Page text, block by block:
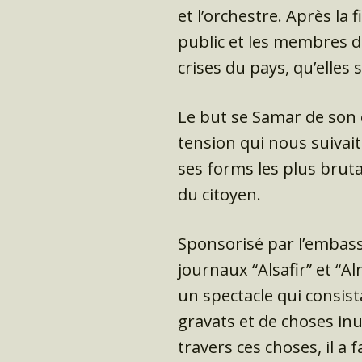
et l’orchestre. Après la
public et les membres
crises du pays,
Le but se Samar de
tension qui nous
ses forms les plus
du citoyen.
Sponsorisé par
journaux “Alsafir” et
un spectacle qui
gravats et de choses
travers ces choses, il a